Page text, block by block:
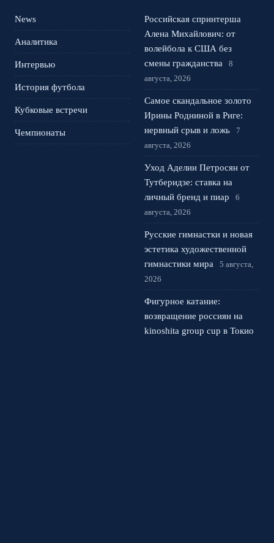
News
Аналитика
Интервью
История футбола
Кубковые встречи
Чемпионаты
Российская спринтерша
Алена Михайлович: от
волейбола к США без
смены гражданства
8
августа, 2026
Самое скандальное золото
Ирины Родниной в Риге:
нервный срыв и ложь
7
августа, 2026
Уход Аделии Петросян от
Тутберидзе: ставка на
личный бренд и пиар
6
августа, 2026
Русские гимнастки и новая
эстетика художественной
гимнастики мира
5 августа,
2026
Фигурное катание:
возвращение россиян на
kinoshita group cup в Токио